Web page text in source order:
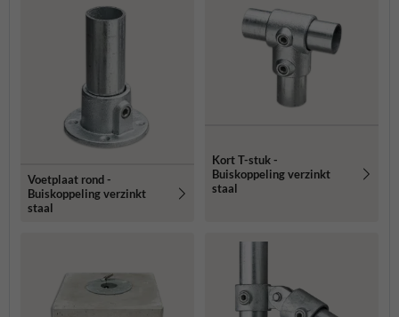
Voetplaat rond -
Buiskoppeling verzinkt
staal
Kort T-stuk -
Buiskoppeling verzinkt
staal